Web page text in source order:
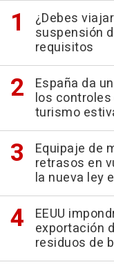
¿Debes
suspensión
requisitos
España da
los
turismo
Equipaje de
retrasos en
la nueva ley
EEUU
exportación
residuos de